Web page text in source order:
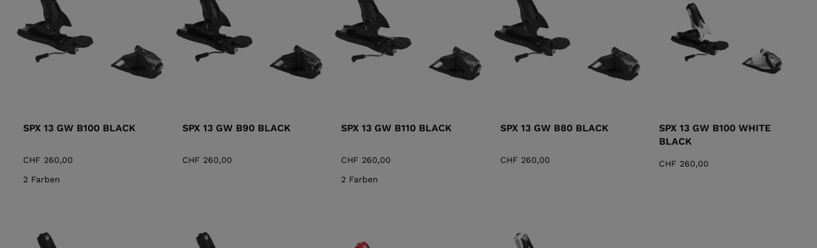
SKITOUREN
ENTDECKEN
ZUBEHÖR
RACING PIVOT SPX NX TOURING
TASCHEN UND
RUCKSÄCKE
SKISTÖCKE PROTEKTOREN FELLE
DYNASTAR LANGE LOOK
ALL-MOUNTAIN-
REIHE
XT3 TOUR HYBRID
SPX 13 GW B100 BLACK
CHF 260,00
2 Farben
SPX 13 GW B90 BLACK
CHF 260,00
SPX 13 GW B110 BLACK
CHF 260,00
2 Farben
SPX 13 GW B80 BLACK
CHF 260,00
SPX 13 GW B100 WHITE
BLACK
CHF 260,00